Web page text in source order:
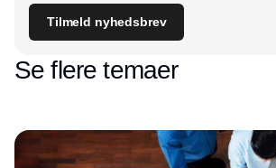
Tilmeld nyhedsbrev
Se flere temaer